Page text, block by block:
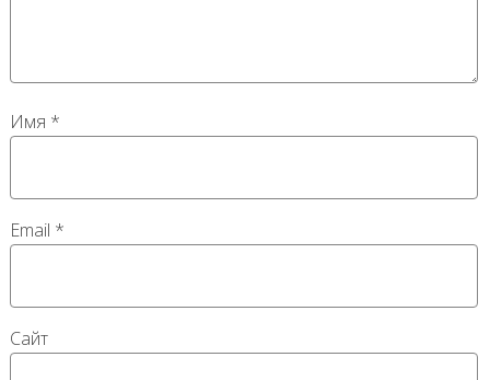
Имя *
Email *
Сайт